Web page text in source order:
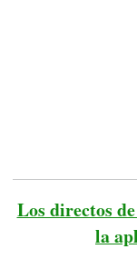
Los directos
la